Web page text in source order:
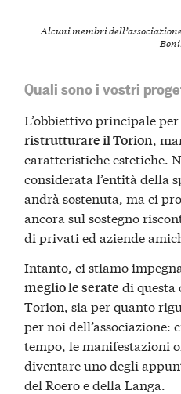
Alcuni membri
Quali sono i vostri
L’obbiettivo principale
ristrutturare il Torion,
caratteristiche estetiche.
considerata l’entità della
andrà sostenuta, ma ci
ancora sul sostegno
di privati ed aziende
Intanto, ci stiamo
meglio le serate di questa
Torion, sia per quanto
per noi dell’associazione:
tempo, le manifestazioni
diventare uno degli
del Roero e della Langa.